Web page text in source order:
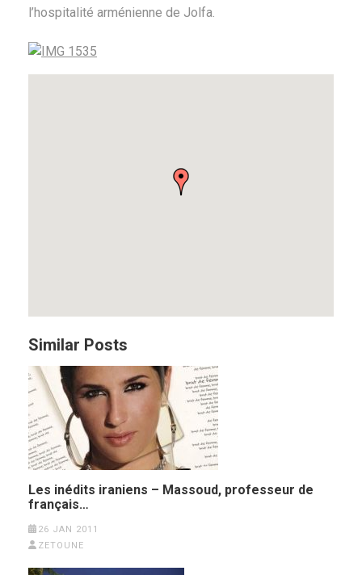
l’hospitalité arménienne de Jolfa.
Similar Posts
Les inédits iraniens – Massoud, professeur de
français…
26 JAN 2011
ZETOUNE